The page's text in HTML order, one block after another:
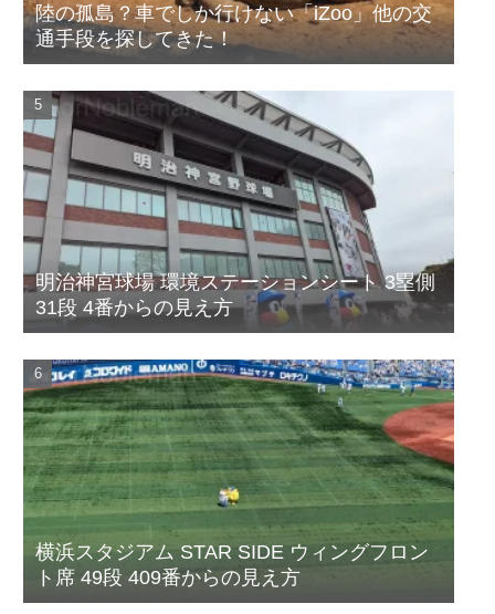
陸の孤島？車でしか行けない「iZoo」他の交
通手段を探してきた！
明治神宮球場 環境ステーションシート 3塁側
31段 4番からの見え方
横浜スタジアム STAR SIDE ウィングフロン
ト席 49段 409番からの見え方